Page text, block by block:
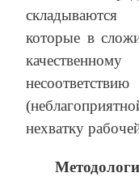
которые в
нехватку